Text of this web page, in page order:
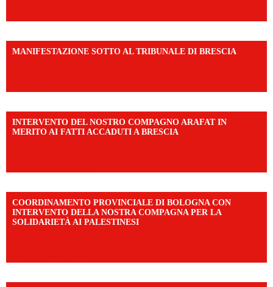
MANIFESTAZIONE SOTTO AL TRIBUNALE DI BRESCIA
INTERVENTO DEL NOSTRO COMPAGNO ARAFAT IN
MERITO AI FATTI ACCADUTI A BRESCIA
COORDINAMENTO PROVINCIALE DI BOLOGNA CON
INTERVENTO DELLA NOSTRA COMPAGNA PER LA
SOLIDARIETÀ AI PALESTINESI